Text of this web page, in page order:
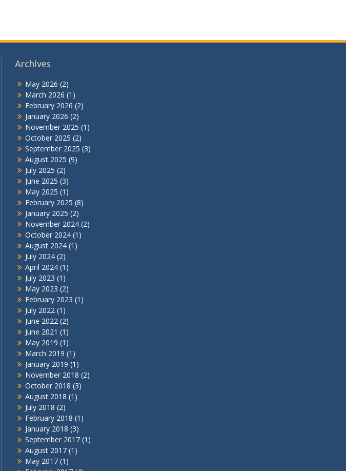
Archives
May 2026 (2)
March 2026 (1)
February 2026 (2)
January 2026 (2)
November 2025 (1)
October 2025 (2)
September 2025 (3)
August 2025 (9)
July 2025 (2)
June 2025 (3)
May 2025 (1)
February 2025 (8)
January 2025 (2)
November 2024 (2)
October 2024 (1)
August 2024 (1)
July 2024 (2)
April 2024 (1)
July 2023 (1)
May 2023 (2)
February 2023 (1)
July 2022 (1)
June 2022 (2)
June 2021 (1)
May 2019 (1)
March 2019 (1)
January 2019 (1)
November 2018 (2)
October 2018 (3)
August 2018 (1)
July 2018 (2)
February 2018 (1)
January 2018 (3)
September 2017 (1)
August 2017 (1)
May 2017 (1)